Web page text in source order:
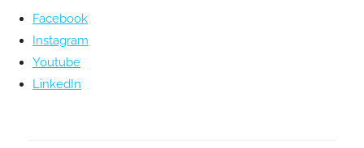
Facebook
Instagram
Youtube
LinkedIn